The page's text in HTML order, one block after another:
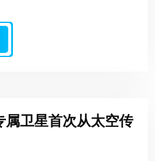
属卫星首次从太空传